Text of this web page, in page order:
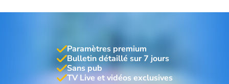
Paramètres premium
Bulletin détaillé sur 7 jours
Sans pub
TV Live et vidéos exclusives